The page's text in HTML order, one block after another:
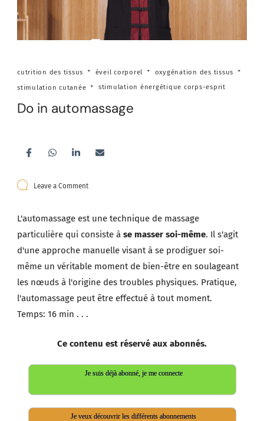
cutrition des tissus éveil corporel
oxygénation des tissus
stimulation cutanée
stimulation énergétique corps-esprit
Do in automassage
Leave a Commenton
L'automassage est une technique de massage
particulière qui consiste à se masser soi-même. Il s'agit
d'une approche manuelle visant à se prodiguer soi-
même un véritable moment de bien-être en soulageant
les nœuds à l'origine des troubles physiques. Pratique,
l'automassage peut être effectué à tout moment.
Temps: 16 min . . .
Ce contenu est réservé aux abonnés.
Je suis déjà abonné, je me connecte
Je veux découvrir les différents abonnements